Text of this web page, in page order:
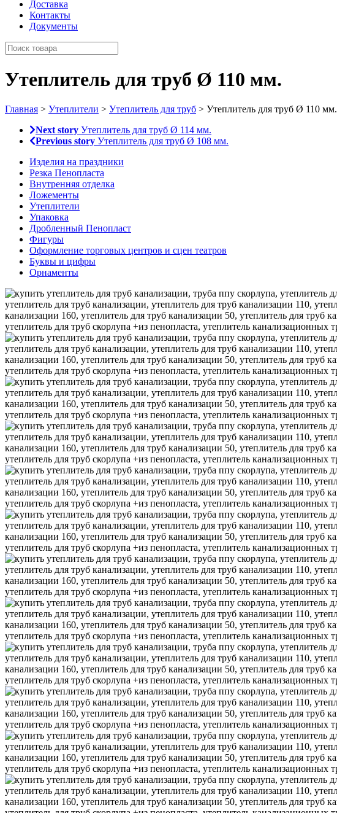
Доставка
Контакты
Документы
Утеплитель для труб Ø 110 мм.
Главная > Утеплители > Утеплитель для труб > Утеплитель для труб Ø 110 мм.
Next story Утеплитель для труб Ø 114 мм.
Previous story Утеплитель для труб Ø 108 мм.
Изделия на праздники
Резка Пенопласта
Внутренняя отделка
Ложементы
Утеплители
Упаковка
Дробленный Пенопласт
Фигуры
Оформление торговых центров и сцен театров
Буквы и цифры
Орнаменты